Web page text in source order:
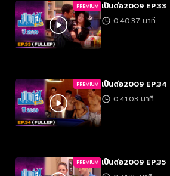
PREMIUM เป็นต่อ2009 EP.33
0:40:37 นาที
PREMIUM เป็นต่อ2009 EP.34
0:41:03 นาที
PREMIUM เป็นต่อ2009 EP.35